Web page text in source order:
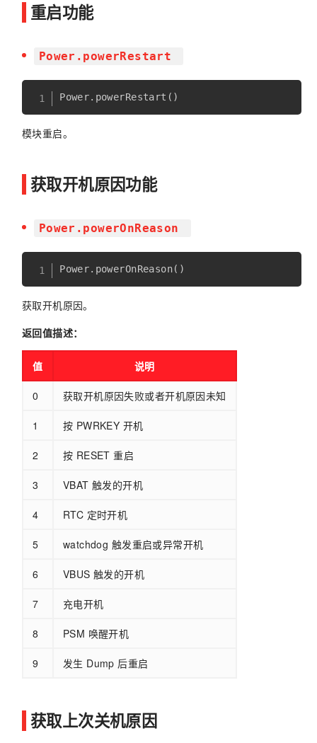
重启功能
Power.powerRestart
Power. powerRestart ( )
模块重启。
获取开机原因功能
Power.powerOnReason
Power. powerOnReason( )
获取开机原因。
返回值描述：
值 说明
0 获取开机原因失败或者开机原因未知
1 按 PWRKEY 开机
2 按 RESET 重启
3 VBAT 触发的开机
4 RTC 定时开机
5 watchdog 触发重启或异常开机
6 VBUS 触发的开机
7 充电开机
8 PSM 唤醒开机
9 发生 Dump 后重启
获取上次关机原因